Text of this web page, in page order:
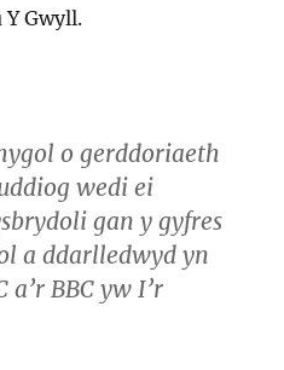
Gwyll.
o gerddoriaeth
wedi ei
gan y gyfres
a ddarlledwyd yn
a’r BBC yw I’r